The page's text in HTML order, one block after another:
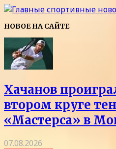
НОВОЕ НА САЙТЕ
Хачанов
втором круге
«Мастерса» в
07.08.2026